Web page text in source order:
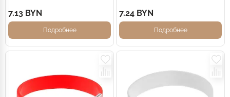
7.13 BYN
Подробнее
7.24 BYN
Подробнее